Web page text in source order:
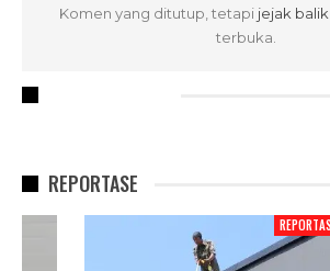
Komen yang ditutup, tetapi jejak balik
terbuka.
REPORTASE